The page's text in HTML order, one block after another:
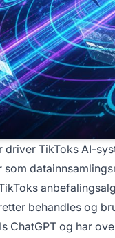
driver TikToks AI-
som
behandles og
ChatGPT og har